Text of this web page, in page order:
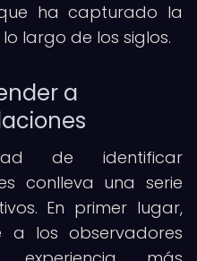
ha capturado la
largo de los siglos.
a
de identificar
conlleva una serie
En primer lugar,
a los observadores